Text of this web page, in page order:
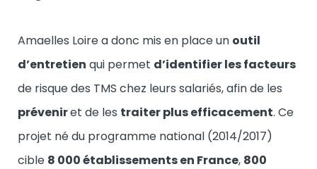
Amaelles Loire a donc mis en place un outil
d’entretien qui permet d’identifier les facteurs
de risque des TMS chez leurs salariés, afin de les
préveniret de les traiter plus efficacement. Ce
projet né du programme national (2014/2017)
cible 8 000 établissements en France, 800